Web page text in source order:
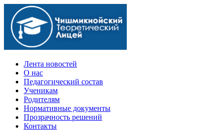
Официальный сайт учебного заведения
Лента новостей
О нас
Педагогический состав
Ученикам
Родителям
Нормативные документы
Прозрачность решений
Контакты